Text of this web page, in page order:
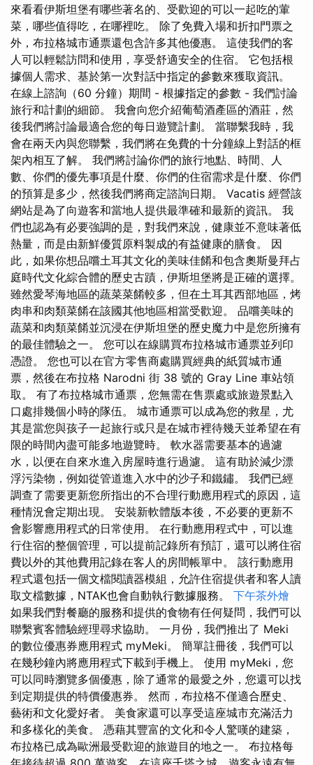
來看看伊斯坦堡有哪些著名的、受歡迎的可以一起吃的葷
菜，哪些值得吃，在哪裡吃。 除了免費入場和折扣門票之
外，布拉格城市通票還包含許多其他優惠。 這使我們的客
人可以輕鬆訪問和使用，享受舒適安全的住宿。 它包括根
據個人需求、基於第一次對話中指定的參數來獲取資訊。
在線上諮詢（60 分鐘）期間 - 根據指定的參數 - 我們討論
旅行和計劃的細節。 我會向您介紹葡萄酒產區的酒莊，然
後我們將討論最適合您的每日遊覽計劃。 當聯繫我時，我
會在兩天內與您聯繫，我們將在免費的十分鐘線上對話的框
架內相互了解。 我們將討論你們的旅行地點、時間、人
數、你們的優先事項是什麼、你們的住宿需求是什麼、你們
的預算是多少，然後我們將商定諮詢日期。 Vacatis 經營該
網站是為了向遊客和當地人提供最準確和最新的資訊。 我
們也認為有必要強調的是，對我們來說，健康並不意味著低
熱量，而是由新鮮優質原料製成的有益健康的膳食。 因
此，如果你想品嚐土耳其文化的美味佳餚和包含奧斯曼拜占
庭時代文化綜合體的歷史古蹟，伊斯坦堡將是正確的選擇。
雖然愛琴海地區的蔬菜菜餚較多，但在土耳其西部地區，烤
肉串和肉類菜餚在該國其他地區相當受歡迎。 品嚐美味的
蔬菜和肉類菜餚並沉浸在伊斯坦堡的歷史魔力中是您所擁有
的最佳體驗之一。 您可以在線購買布拉格城市通票並列印
憑證。 您也可以在官方零售商處購買經典的紙質城市通
票，然後在布拉格 Narodni 街 38 號的 Gray Line 車站領
取。 有了布拉格城市通票，您無需在售票處或旅遊景點入
口處排幾個小時的隊伍。 城市通票可以成為您的救星，尤
其是當您與孩子一起旅行或只是在城市裡待幾天並希望在有
限的時間內盡可能多地遊覽時。 軟水器需要基本的過濾
水，以便在自來水進入房屋時進行過濾。 這有助於減少漂
浮污染物，例如從管道進入水中的沙子和鐵鏽。 我們已經
調查了需要更新您所指出的不合理行動應用程式的原因，這
種情況會定期出現。 安裝新軟體版本後，不必要的更新不
會影響應用程式的日常使用。 在行動應用程式中，可以進
行住宿的整個管理，可以提前記錄所有預訂，還可以將住宿
費以外的其他費用記錄在客人的房間帳單中。 該行動應用
程式還包括一個文檔閱讀器模組，允許住宿提供者和客人讀
取文檔數據，NTAK也會自動執行數據服務。 下午茶外燴
如果我們對餐廳的服務和提供的食物有任何疑問，我們可以
聯繫賓客體驗經理尋求協助。 一月份，我們推出了 Meki
的數位優惠券應用程式 myMeki。 簡單註冊後，我們可以
在幾秒鐘內將應用程式下載到手機上。 使用 myMeki，您
可以同時瀏覽多個優惠，除了通常的最愛之外，您還可以找
到定期提供的特價優惠券。 然而，布拉格不僅適合歷史、
藝術和文化愛好者。 美食家還可以享受這座城市充滿活力
和多樣化的美食。 憑藉其豐富的文化和令人驚嘆的建築，
布拉格已成為歐洲最受歡迎的旅遊目的地之一。 布拉格每